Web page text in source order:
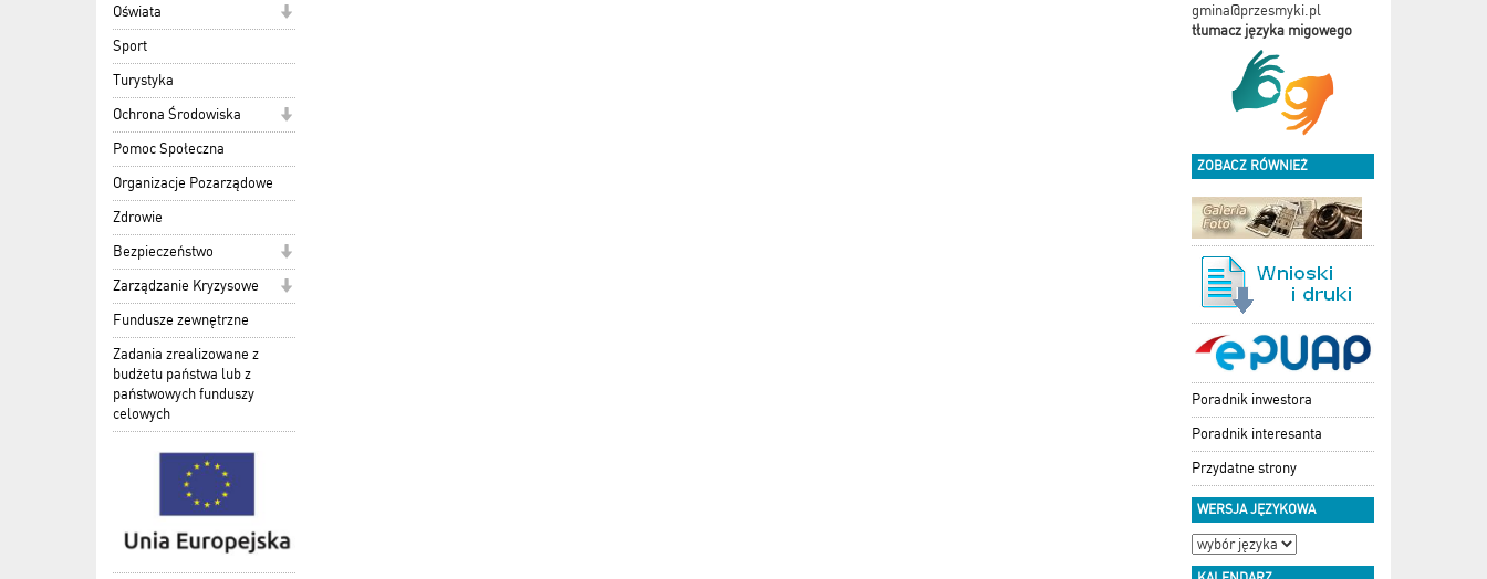
Oświata
Sport
Turystyka
Ochrona Środowiska
Pomoc Społeczna
Organizacje Pozarządowe
Zdrowie
Bezpieczeństwo
Zarządzanie Kryzysowe
Fundusze zewnętrzne
Zadania zrealizowane z
budżetu państwa lub z
państwowych funduszy
celowych
gmina@przesmyki.pl
tłumacz języka migowego
ZOBACZ RÓWNIEŻ
Poradnik inwestora
Poradnik interesanta
Przydatne strony
WERSJA JĘZYKOWA